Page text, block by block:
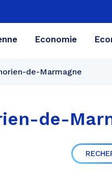
Economie
de-Marmagne
de-